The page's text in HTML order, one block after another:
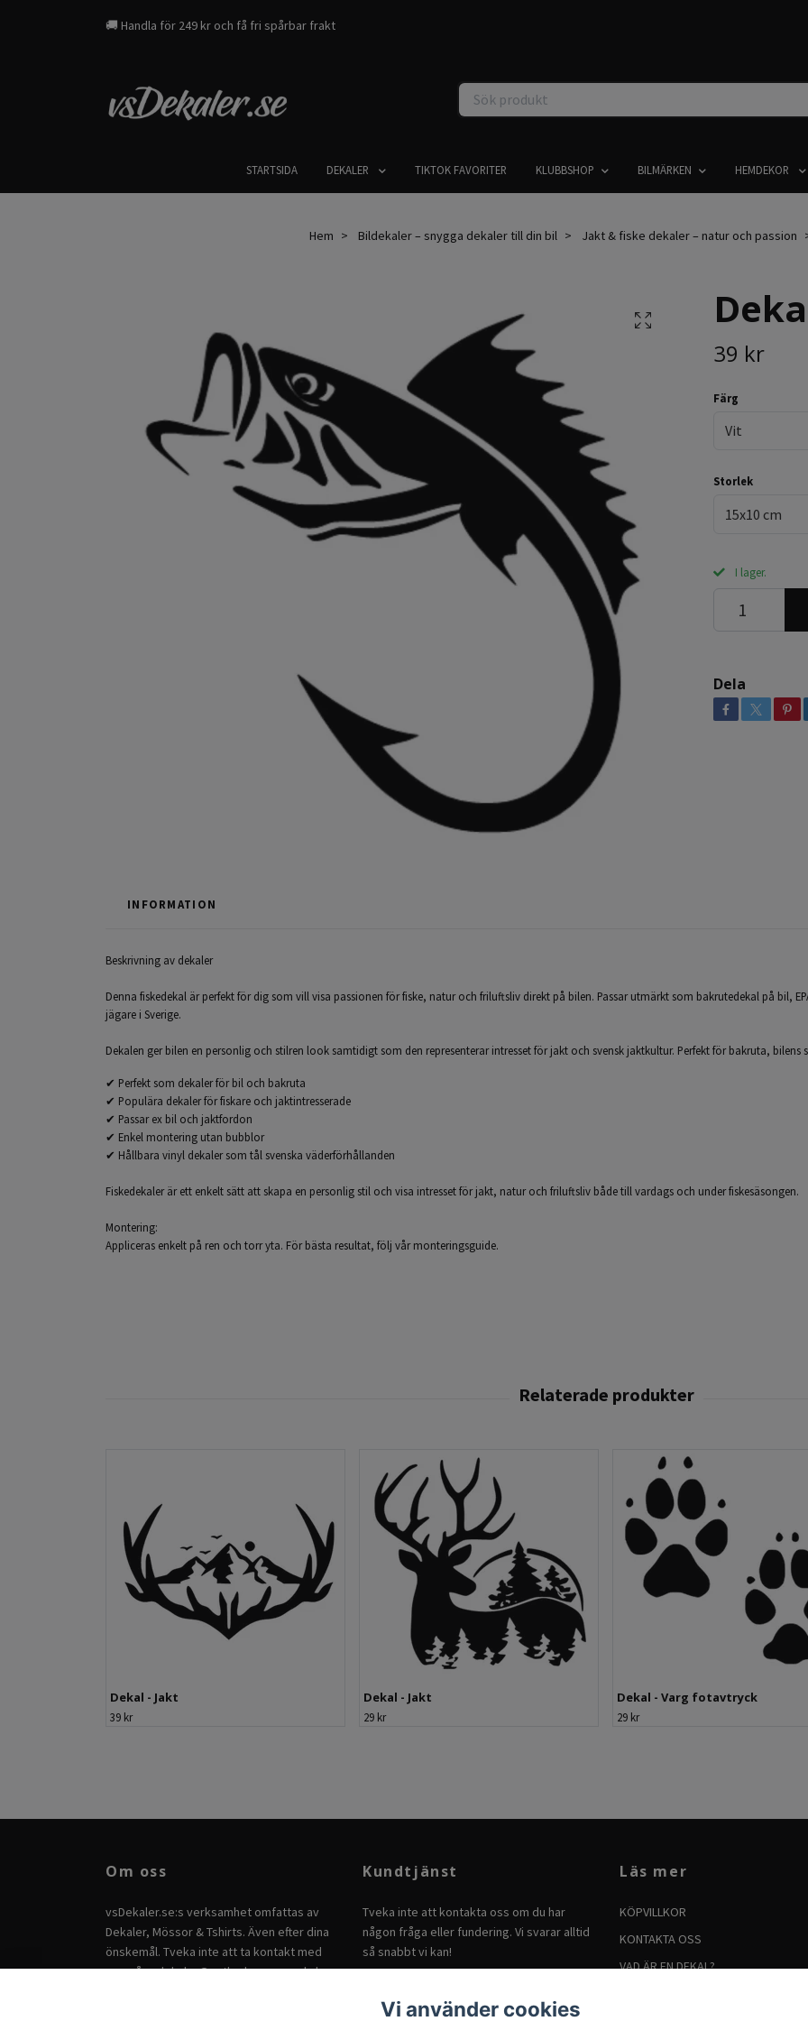
🚚 Handla för 249 kr och få fri spårbar frakt
STARTSIDA DEKALER TIKTOK FAVORITER KLUBBSHOP BILMÄRKEN HEMDEKOR
Hem Bildekaler – snygga dekaler till din bil Jakt & fiske dekaler – natur och passion
39 kr
Färg
Vit
Storlek
15x10 cm
I lager.
Dela
INFORMATION
Beskrivning av dekaler
Denna fiskedekal är perfekt för dig som vill visa passionen för fiske, natur och friluftsliv direkt på bilen. Passar utmärkt som bakrutedekal på bil,
jägare i Sverige.
Dekalen ger bilen en personlig och stilren look samtidigt som den representerar intresset för jakt och svensk jaktkultur. Perfekt för bakruta, bilens
✔ Perfekt som dekaler för bil och bakruta
✔ Populära dekaler för fiskare och jaktintresserade
✔ Passar ex bil och jaktfordon
✔ Enkel montering utan bubblor
✔ Hållbara vinyl dekaler som tål svenska väderförhållanden
Fiskedekaler är ett enkelt sätt att skapa en personlig stil och visa intresset för jakt, natur och friluftsliv både till vardags och under fiskesäsongen.
Montering:
Appliceras enkelt på ren och torr yta. För bästa resultat, följ vår monteringsguide.
Dekal - Jakt
39 kr
Dekal - Jakt
29 kr
Dekal - Varg fotavtryck
29 kr
Om oss
vsDekaler.se:s verksamhet omfattas av
Dekaler, Mössor & Tshirts. Även efter dina
önskemål. Tveka inte att ta kontakt med
oss påvsdekaler@outlook.comom du har
Kundtjänst
Tveka inte att kontakta oss om du har
någon fråga eller fundering. Vi svarar alltid
så snabbt vi kan!
Läs mer
KÖPVILLKOR
KONTAKTA OSS
VAD ÄR EN DEKAL?
Vi använder cookies